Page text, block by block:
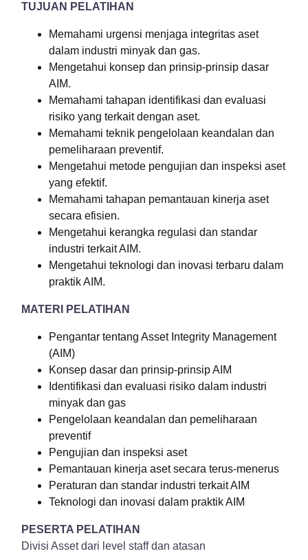
TUJUAN PELATIHAN
Memahami urgensi menjaga integritas aset
dalam industri minyak dan gas.
Mengetahui konsep dan prinsip-prinsip dasar
AIM.
Memahami tahapan identifikasi dan evaluasi
risiko yang terkait dengan aset.
Memahami teknik pengelolaan keandalan dan
pemeliharaan preventif.
Mengetahui metode pengujian dan inspeksi aset
yang efektif.
Memahami tahapan pemantauan kinerja aset
secara efisien.
Mengetahui kerangka regulasi dan standar
industri terkait AIM.
Mengetahui teknologi dan inovasi terbaru dalam
praktik AIM.
MATERI PELATIHAN
Pengantar tentang Asset Integrity Management
(AIM)
Konsep dasar dan prinsip-prinsip AIM
Identifikasi dan evaluasi risiko dalam industri
minyak dan gas
Pengelolaan keandalan dan pemeliharaan
preventif
Pengujian dan inspeksi aset
Pemantauan kinerja aset secara terus-menerus
Peraturan dan standar industri terkait AIM
Teknologi dan inovasi dalam praktik AIM
PESERTA PELATIHAN
Divisi Asset dari level staff dan atasan